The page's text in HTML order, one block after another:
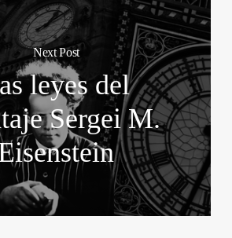
Next Post
leyes del
Sergei M.